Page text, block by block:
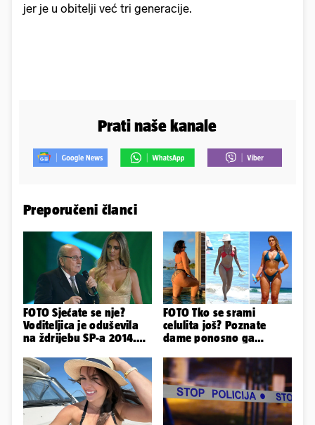
jer je u obitelji već tri generacije.
Prati naše kanale
Preporučeni članci
FOTO Sjećate se nje?
Voditeljica je oduševila
na ždrijebu SP-a 2014.
FOTO Tko se srami
celulita još? Poznate
dame ponosno ga
obline